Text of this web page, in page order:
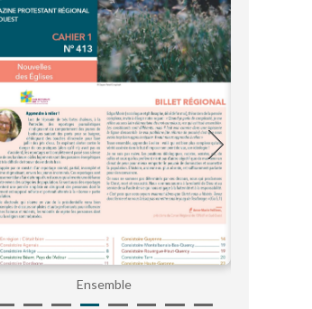
Ensemble